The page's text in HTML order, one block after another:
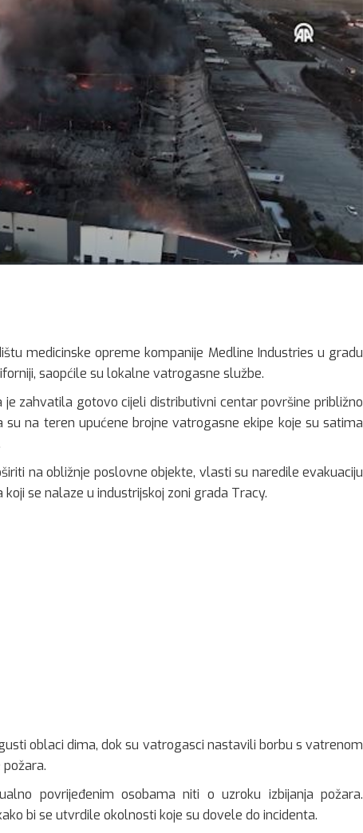
medicinske opreme kompanije Medline Industries u gradu
saopćile su lokalne vatrogasne službe.
zahvatila gotovo cijeli distributivni centar površine približno
na teren upućene brojne vatrogasne ekipe koje su satima
na obližnje poslovne objekte, vlasti su naredile evakuaciju
se nalaze u industrijskoj zoni grada Tracy.
oblaci dima, dok su vatrogasci nastavili borbu s vatrenom
povrijeđenim osobama niti o uzroku izbijanja požara.
bi se utvrdile okolnosti koje su dovele do incidenta.